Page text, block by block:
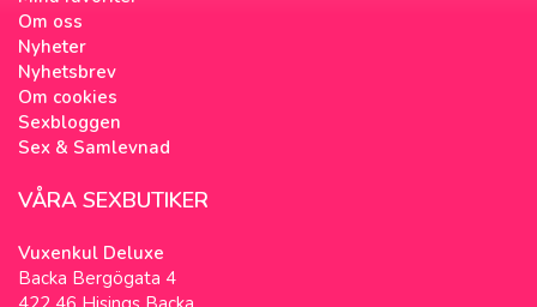
Om oss
Nyheter
Nyhetsbrev
Om cookies
Sexbloggen
Sex & Samlevnad
VÅRA SEXBUTIKER
Vuxenkul Deluxe
Backa Bergögata 4